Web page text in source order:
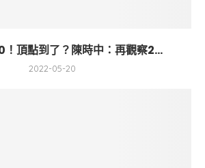
頂點到了？陳時中：再觀察2...
2022-05-20